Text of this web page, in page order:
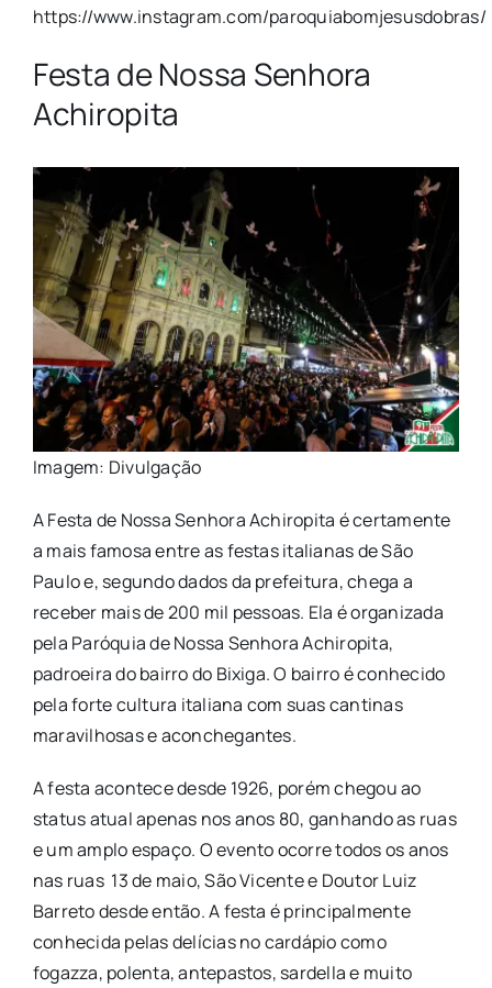
https://www.instagram.com/paroquiabomjesusdobras/
Festa de Nossa Senhora
Achiropita
Imagem: Divulgação
A Festa de Nossa Senhora Achiropita é certamente
a mais famosa entre as festas italianas de São
Paulo e, segundo dados da prefeitura, chega a
receber mais de 200 mil pessoas. Ela é organizada
pela Paróquia de Nossa Senhora Achiropita,
padroeira do bairro do Bixiga. O bairro é conhecido
pela forte cultura italiana com suas cantinas
maravilhosas e aconchegantes.
A festa acontece desde 1926, porém chegou ao
status atual apenas nos anos 80, ganhando as ruas
e um amplo espaço. O evento ocorre todos os anos
nas ruas 13 de maio, São Vicente e Doutor Luiz
Barreto desde então. A festa é principalmente
conhecida pelas delícias no cardápio como
fogazza, polenta, antepastos, sardella e muito